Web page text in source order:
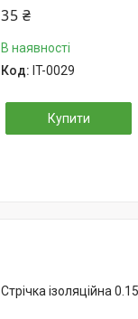
35 ₴
IT-0029
В наявності
Купити
Стрічка ізоляційна